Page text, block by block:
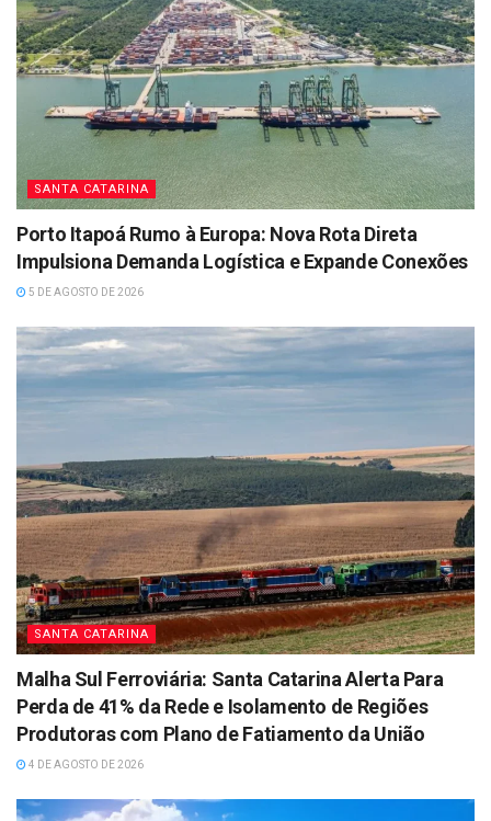
SANTA CATARINA
Porto Itapoá Rumo à Europa: Nova Rota Direta
Impulsiona Demanda Logística e Expande Conexões
5 DE AGOSTO DE 2026
SANTA CATARINA
Malha Sul Ferroviária: Santa Catarina Alerta Para
Perda de 41% da Rede e Isolamento de Regiões
Produtoras com Plano de Fatiamento da União
4 DE AGOSTO DE 2026